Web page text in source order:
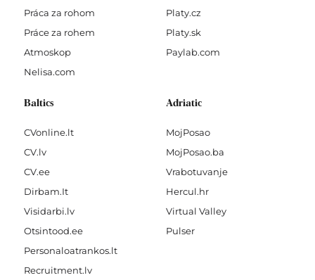
Práca za rohom
Práce za rohem
Atmoskop
Nelisa.com
Platy.cz
Platy.sk
Paylab.com
Baltics
CVonline.lt
CV.lv
CV.ee
Dirbam.It
Visidarbi.lv
Otsintood.ee
Personaloatrankos.lt
Recruitment.lv
Adriatic
MojPosao
MojPosao.ba
Vrabotuvanje
Hercul.hr
Virtual Valley
Pulser